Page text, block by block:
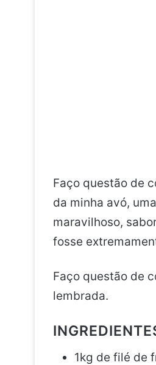
Faço questão de
da minha avó,
maravilhoso,
fosse
Faço questão de
lembrada.
1kg de filé de